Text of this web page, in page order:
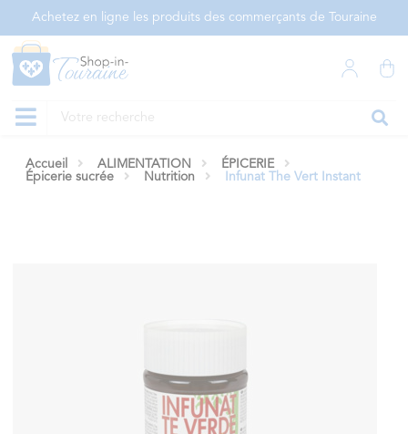
Achetez en ligne les produits des commerçants de Touraine
Accueil ALIMENTATION
ÉPICERIE
Épicerie sucrée
Nutrition Infunat The Vert Instant
Panneau de gestion des cookies